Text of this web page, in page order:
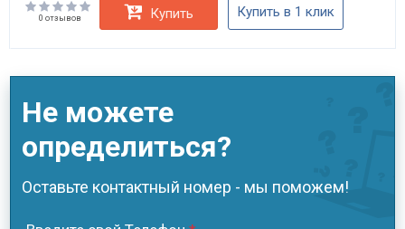
0 отзывов Купить Купить в 1 клик
Не можете
определиться?
Оставьте контактный номер - мы поможем!